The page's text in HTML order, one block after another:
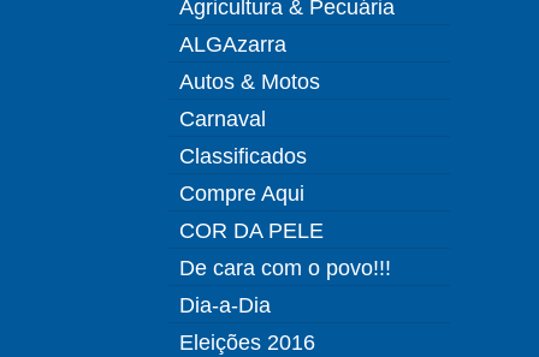
Agricultura & Pecuária
ALGAzarra
Autos & Motos
Carnaval
Classificados
Compre Aqui
COR DA PELE
De cara com o povo!!!
Dia-a-Dia
Eleições 2016